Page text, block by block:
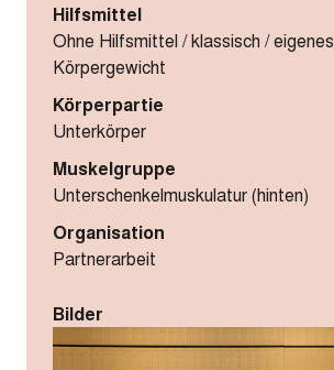
Hilfsmittel
Ohne Hilfsmittel / klassisch / eigenes
Körpergewicht
Körperpartie
Unterkörper
Muskelgruppe
Unterschenkelmuskulatur (hinten)
Organisation
Partnerarbeit
Bilder